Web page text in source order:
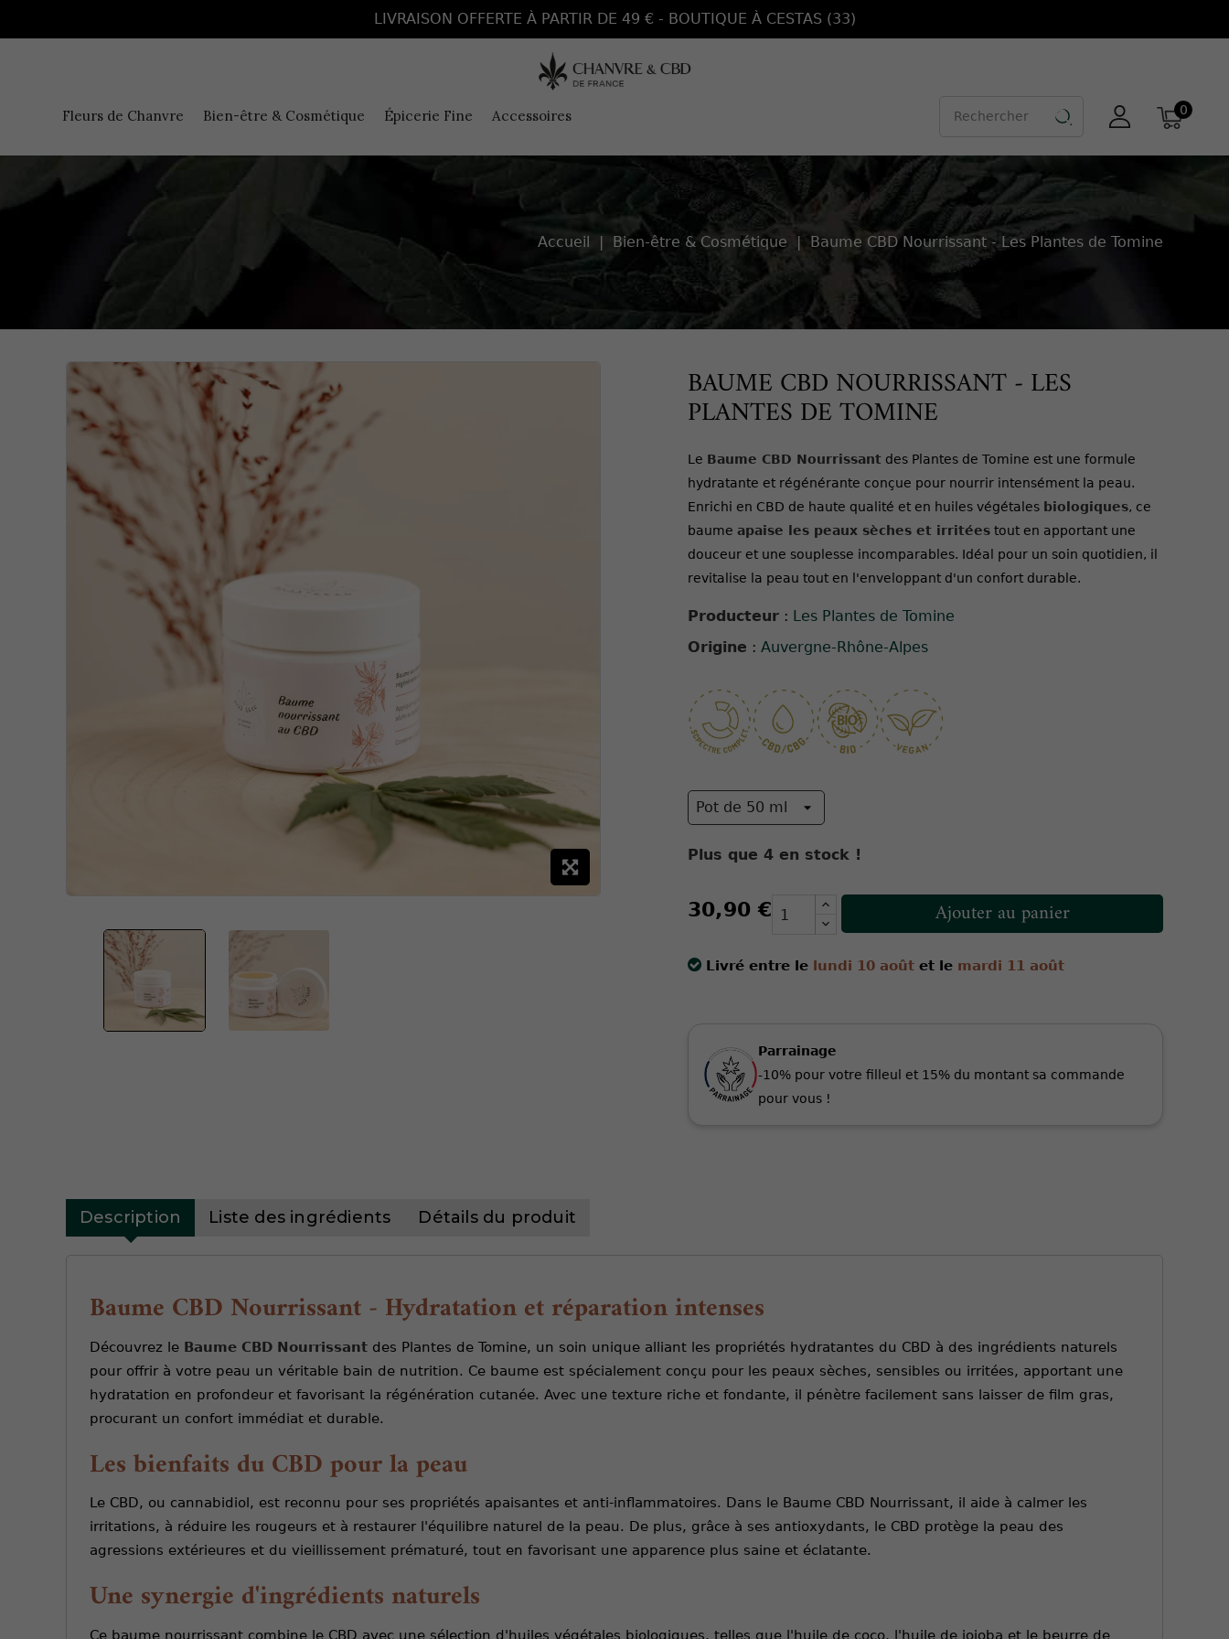
LIVRAISON OFFERTE À PARTIR DE 49 € - BOUTIQUE À CESTAS (33)
Fleurs de Chanvre Bien-être & Cosmétique Épicerie Fine Accessoires  0
Accueil Bien-être & Cosmétique Baume CBD Nourrissant - Les Plantes de Tomine
BAUME CBD NOURRISSANT - LES
PLANTES DE TOMINE
Le Baume CBD Nourrissant des Plantes de Tomine est une formule
hydratante et régénérante conçue pour nourrir intensément la peau.
Enrichi en CBD de haute qualité et en huiles végétales biologiques, ce
baume apaise les peaux sèches et irritées tout en apportant une
douceur et une souplesse incomparables. Idéal pour un soin quotidien, il
revitalise la peau tout en l'enveloppant d'un confort durable.
Producteur : Les Plantes de Tomine
Origine : Auvergne-Rhône-Alpes
Plus que 4 en stock !
30,90 € Ajouter au panier
Livré entre le lundi 10 août et le mardi 11 août
Parrainage
-10% pour votre filleul et 15% du montant sa commande
pour vous !
Description Liste des ingrédients Détails du produit
Baume CBD Nourrissant - Hydratation et réparation intenses
Découvrez le Baume CBD Nourrissant des Plantes de Tomine, un soin unique alliant les propriétés hydratantes du CBD à des ingrédients naturels
pour offrir à votre peau un véritable bain de nutrition. Ce baume est spécialement conçu pour les peaux sèches, sensibles ou irritées, apportant une
hydratation en profondeur et favorisant la régénération cutanée. Avec une texture riche et fondante, il pénètre facilement sans laisser de film gras,
procurant un confort immédiat et durable.
Les bienfaits du CBD pour la peau
Le CBD, ou cannabidiol, est reconnu pour ses propriétés apaisantes et anti-inflammatoires. Dans le Baume CBD Nourrissant, il aide à calmer les
irritations, à réduire les rougeurs et à restaurer l'équilibre naturel de la peau. De plus, grâce à ses antioxydants, le CBD protège la peau des
agressions extérieures et du vieillissement prématuré, tout en favorisant une apparence plus saine et éclatante.
Une synergie d'ingrédients naturels
Ce baume nourrissant combine le CBD avec une sélection d'huiles végétales biologiques, telles que l'huile de coco, l'huile de jojoba et le beurre de